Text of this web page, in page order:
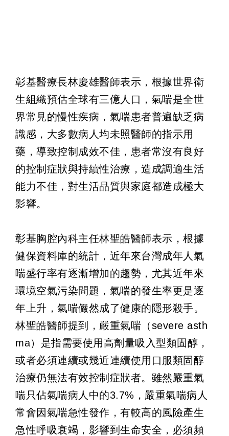
彰基醫療長林慶雄醫師表示，根據世界衛
生組織預估全球有三億人口，氣喘是全世
界常見的慢性疾病，氣喘患者普遍缺乏病
識感，大多數病人均未照醫師的指示用
藥，導致控制成效不佳，患者常沒有良好
的控制症狀與持續性治療，造成調適生活
能力不佳，對生活品質與家庭都造成極大
影響。
彰基胸腔內科主任林聖皓醫師表示，根據
健保資料庫的統計，近年來台灣成年人氣
喘盛行率有逐漸增加的趨勢，尤其近年來
環境空氣污染問題，氣喘的發生率更是逐
年上升，氣喘儼然成了健康的隱形殺手。
林聖皓醫師提到，嚴重氣喘（severe asth
ma）是指需要使用高劑量吸入型類固醇，
或者必須連續或幾近連續使用口服類固醇
治療仍無法有效控制症狀者。雖然嚴重氣
喘只佔氣喘病人中的3.7%，嚴重氣喘病人
常會因氣喘急性發作，有較高的風險產生
急性呼吸衰竭，影響到生命安全，必須頻